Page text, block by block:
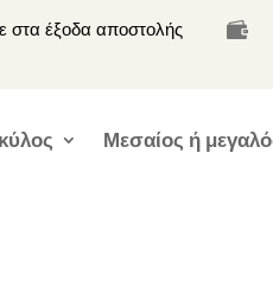
στα έξοδα αποστολής 
Μεσαίος ή